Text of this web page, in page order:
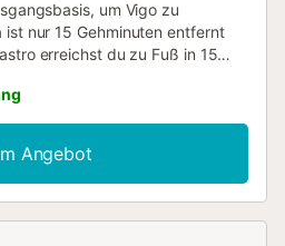
um Vigo zu
nur 15 Gehminuten entfernt
erreichst du zu Fuß in 15
eine Kaffeemaschine, einen
Dank der Ausstattung
(kostenlos) und Fernseher ist
Zur Ausstattung des
Toilettenpapier und
Angebot